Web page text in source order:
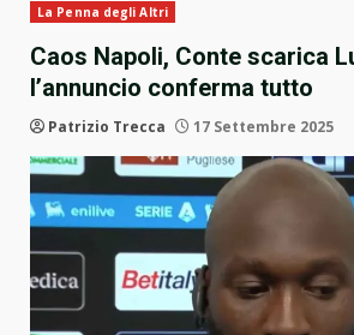
La Penna degli Altri
Caos Napoli, Conte scarica
l’annuncio conferma tutto
Patrizio Trecca 17 Settembre 2025